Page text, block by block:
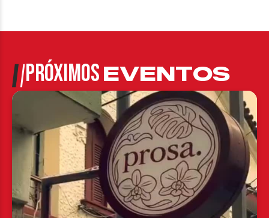
PRÓXIMOSEVENTOS